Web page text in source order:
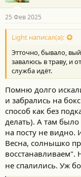
25 Фев 2025
Light написал(а):
Этточно, бывало,
завалюсь в траву, и
служба идёт.
Помню долго
и забрались на
способ как без
делать). А там было
на посту не видно.
Весна, солнышко
восстанавливаем".
не спалились. Уж